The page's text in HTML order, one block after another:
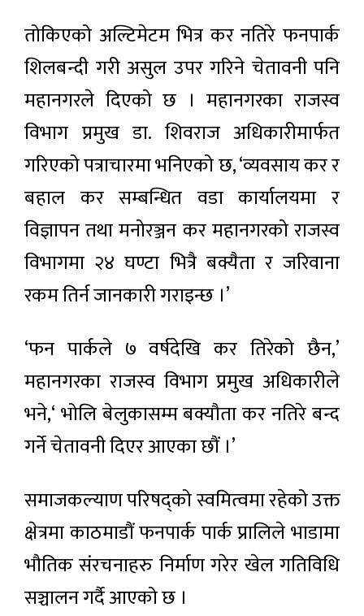
तोकिएको अल्टिमेटम भित्र कर नतिरे फनपार्क
शिलबन्दी गरी असुल उपर गरिने चेतावनी पनि
महानगरले दिएको छ । महानगरका राजस्व
विभाग प्रमुख डा. शिवराज अधिकारीमार्फत
गरिएको पत्राचारमा भनिएको छ, ‘व्यवसाय कर र
बहाल कर सम्बन्धित वडा कार्यालयमा र
विज्ञापन तथा मनोरञ्जन कर महानगरको राजस्व
विभागमा २४ घण्टा भित्रै बक्यैता र जरिवाना
रकम तिर्न जानकारी गराइन्छ ।’
‘फन पार्कले ७ वर्षदेखि कर तिरेको छैन,’
महानगरका राजस्व विभाग प्रमुख अधिकारीले
भने,‘ भोलि बेलुकासम्म बक्यौता कर नतिरे बन्द
गर्ने चेतावनी दिएर आएका छौं ।’
समाजकल्याण परिषद्को स्वमित्वमा रहेको उक्त
क्षेत्रमा काठमाडौं फनपार्क पार्क प्रालिले भाडामा
भौतिक संरचनाहरु निर्माण गरेर खेल गतिविधि
सञ्चालन गर्दै आएको छ ।